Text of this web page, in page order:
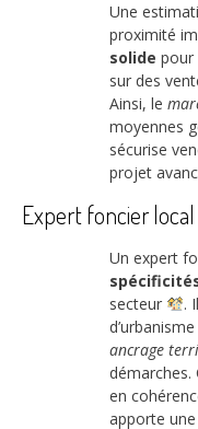
Une
proximité
solide pour
sur des
Ainsi, le
moyennes
sécurise
projet
Expert foncier
Un expert
secteur
.
ancrage
démarches.
en
apporte